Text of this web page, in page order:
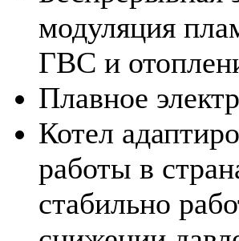
модуляция
ГВС и
Плавное
Котел
работы в
стабильно